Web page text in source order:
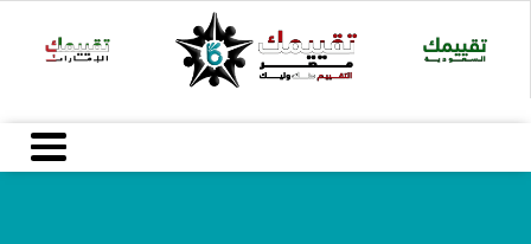
تخطي
المحتوى